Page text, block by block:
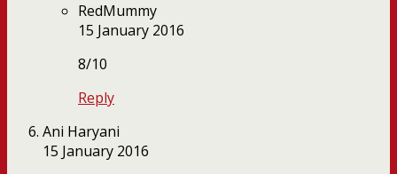
RedMummy
15 January 2016
8/10
Reply
Ani Haryani
15 January 2016